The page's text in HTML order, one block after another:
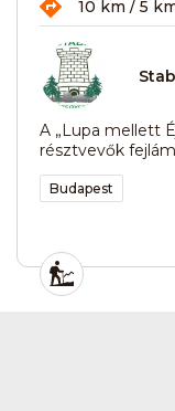
10 km / 5
A „Lupa mellett
résztvevők
Budapest